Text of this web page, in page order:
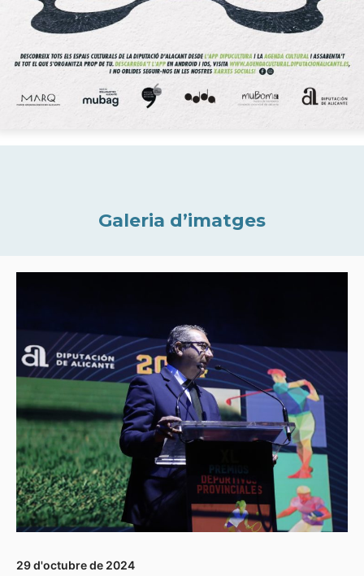
Galeria d’imatges
29 d'octubre de 2024